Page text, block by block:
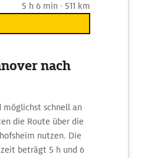
5 h 6 min · 511 km
nach
möglichst schnell an
die Route über die
nutzen. Die
beträgt 5 h und 6